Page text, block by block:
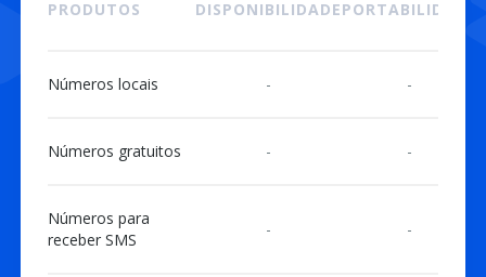
PRODUTOS DISPONIBILIDADEPORTABILIDADE
Números locais - -
Números gratuitos - -
Números para
receber SMS
- -